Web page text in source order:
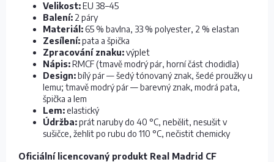
Velikost:EU 38–45
Balení: 2 páry
Materiál:65 % bavlna, 33 % polyester, 2 % elastan
Zesílení:pata a špička
Zpracování znaku:výplet
Nápis:RMCF (tmavě modrý pár, horní část chodidla)
Design:bílý pár — šedý tónovaný znak, šedé proužky u
lemu; tmavě modrý pár — barevný znak, modrá pata,
špička a lem
Lem:elastický
Údržba:prát naruby do 40 °C, nebělit, nesušit v
sušičce, žehlit po rubu do 110 °C, nečistit chemicky
Oficiální licencovaný produkt Real Madrid CF